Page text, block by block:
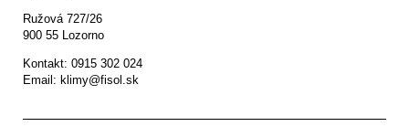
Ružová 727/26
900 55 Lozorno
Kontakt: 0915 302 024
Email: klimy@fisol.sk